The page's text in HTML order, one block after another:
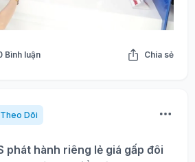
Bình luận Chia sẻ
Theo Dõi
phát hành riêng lẻ giá gấp đôi